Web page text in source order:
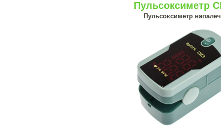
Пульсоксиметр
Пульсоксиметр